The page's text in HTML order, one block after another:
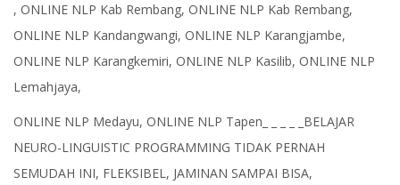
n
, ONLINE NLP Kab Rembang, ONLINE NLP Kab Rembang,
ONLINE NLP Kandangwangi, ONLINE NLP Karangjambe,
ONLINE NLP Karangkemiri, ONLINE NLP Kasilib, ONLINE NLP
Lemahjaya,
ONLINE NLP Medayu, ONLINE NLP Tapen_ _ _ _ _BELAJAR
NEURO-LINGUISTIC PROGRAMMING TIDAK PERNAH
SEMUDAH INI, FLEKSIBEL, JAMINAN SAMPAI BISA,